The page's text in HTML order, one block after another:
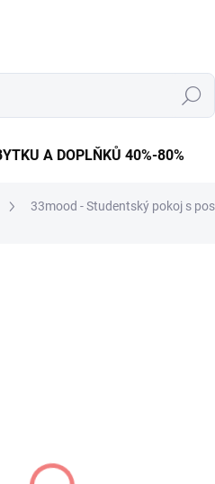
Hledat
A DOPLŇKŮ 40%-80%
33mood - Studentský pokoj s